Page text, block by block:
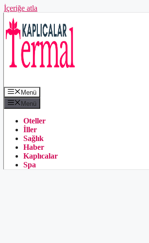
İçeriğe atla
Menü
Menü
Oteller
İller
Sağlık
Haber
Kaplıcalar
Spa